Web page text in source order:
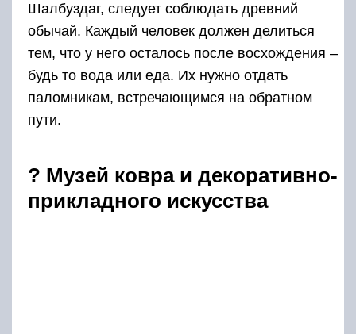
Шалбуздаг, следует соблюдать древний
обычай. Каждый человек должен делиться
тем, что у него осталось после восхождения –
будь то вода или еда. Их нужно отдать
паломникам, встречающимся на обратном
пути.
?️ Музей ковра и декоративно-
прикладного искусства